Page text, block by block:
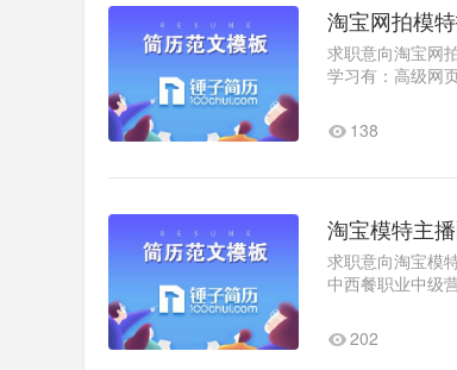
淘宝网拍模
求职意向淘宝网
学习有：高级网
138
淘宝模特主
求职意向淘宝模
中西餐职业中级
202